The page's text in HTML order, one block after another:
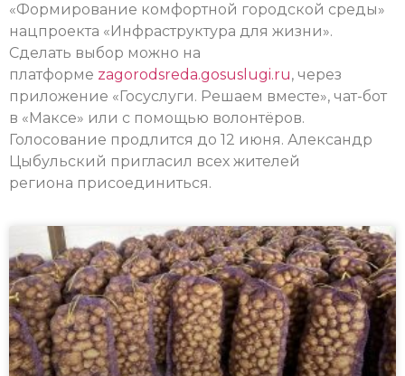
«Формирование комфортной городской среды»
нацпроекта «Инфраструктура для жизни».
Сделать выбор можно на
платформе zagorodsreda.gosuslugi.ru, через
приложение «Госуслуги. Решаем вместе», чат-бот
в «Максе» или с помощью волонтёров.
Голосование продлится до 12 июня. Александр
Цыбульский пригласил всех жителей
региона присоединиться.